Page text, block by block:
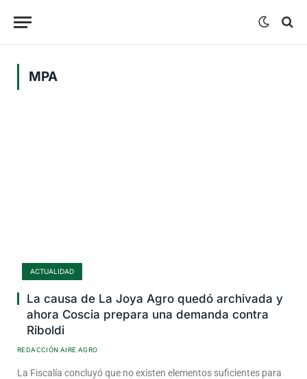
MPA
ACTUALIDAD
La causa de La Joya Agro quedó archivada y
ahora Coscia prepara una demanda contra
Riboldi
REDACCIÓN AIRE AGRO
La Fiscalía concluyó que no existen elementos suficientes para